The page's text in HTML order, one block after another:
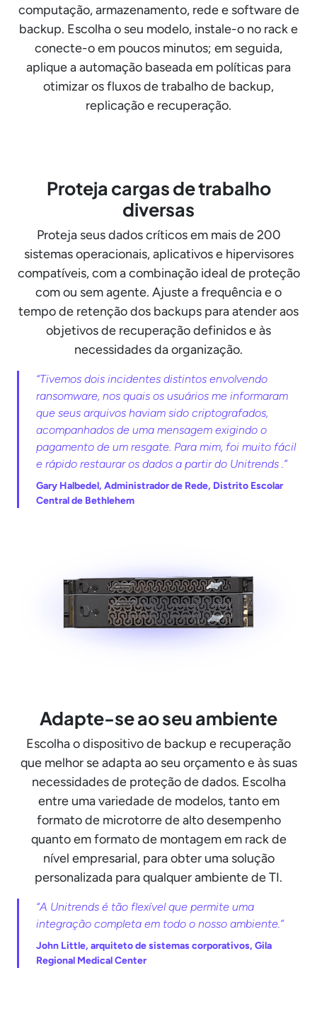
computação, armazenamento, rede e software de
backup. Escolha o seu modelo, instale-o no rack e
conecte-o em poucos minutos; em seguida,
aplique a automação baseada em políticas para
otimizar os fluxos de trabalho de backup,
replicação e recuperação.
Proteja cargas de trabalho
diversas
Proteja seus dados críticos em mais de 200
sistemas operacionais, aplicativos e hipervisores
compatíveis, com a combinação ideal de proteção
com ou sem agente. Ajuste a frequência e o
tempo de retenção dos backups para atender aos
objetivos de recuperação definidos e às
necessidades da organização.
“Tivemos dois incidentes distintos envolvendo
ransomware, nos quais os usuários me informaram
que seus arquivos haviam sido criptografados,
acompanhados de uma mensagem exigindo o
pagamento de um resgate. Para mim, foi muito fácil
e rápido restaurar os dados a partir do Unitrends .”
Gary Halbedel, Administrador de Rede, Distrito Escolar
Central de Bethlehem
Adapte-se ao seu ambiente
Escolha o dispositivo de backup e recuperação
que melhor se adapta ao seu orçamento e às suas
necessidades de proteção de dados. Escolha
entre uma variedade de modelos, tanto em
formato de microtorre de alto desempenho
quanto em formato de montagem em rack de
nível empresarial, para obter uma solução
personalizada para qualquer ambiente de TI.
“A Unitrends é tão flexível que permite uma
integração completa em todo o nosso ambiente.”
John Little, arquiteto de sistemas corporativos, Gila
Regional Medical Center